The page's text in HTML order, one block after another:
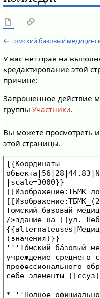
←Томский базовый
У вас нет прав на
«редактирование этой
причине:
Запрошенное действие
группы Участники.
Вы можете просмотреть
этой страницы.